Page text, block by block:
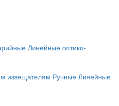
Линейные оптико-
извещателям Ручные Линейные